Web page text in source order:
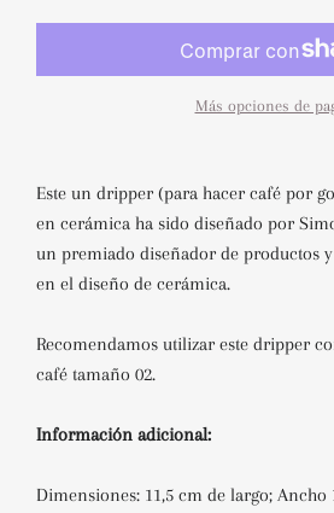
Más opciones de
Este un dripper (para hacer café por
en cerámica ha sido diseñado por
un premiado diseñador de productos
en el diseño de cerámica.
Recomendamos utilizar este dripper
café tamaño 02.
Información adicional:
Dimensiones: 11,5 cm de largo; Ancho